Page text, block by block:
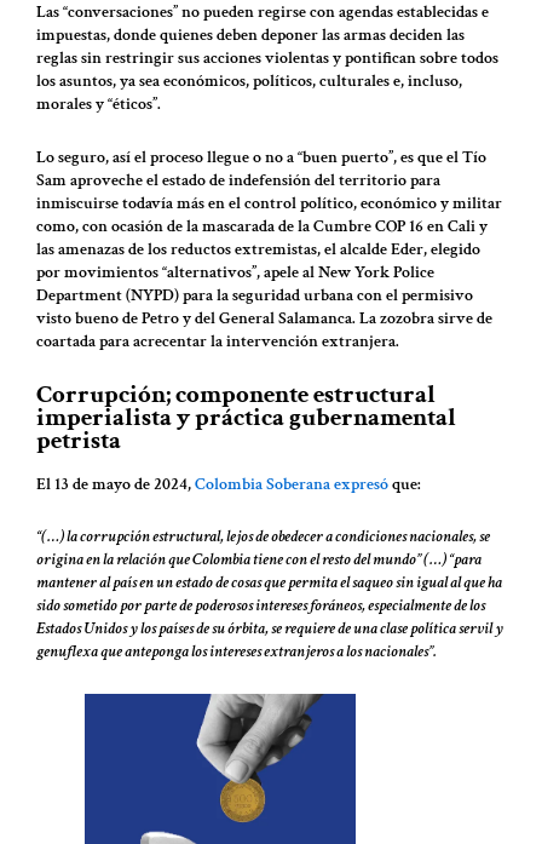
Las “conversaciones” no pueden regirse con agendas establecidas e
impuestas, donde quienes deben deponer las armas deciden las
reglas sin restringir sus acciones violentas y pontifican sobre todos
los asuntos, ya sea económicos, políticos, culturales e, incluso,
morales y “éticos”.
Lo seguro, así el proceso llegue o no a “buen puerto”, es que el Tío
Sam aproveche el estado de indefensión del territorio para
inmiscuirse todavía más en el control político, económico y militar
como, con ocasión de la mascarada de la Cumbre COP 16 en Cali y
las amenazas de los reductos extremistas, el alcalde Eder, elegido
por movimientos “alternativos”, apele al New York Police
Department (NYPD) para la seguridad urbana con el permisivo
visto bueno de Petro y del General Salamanca. La zozobra sirve de
coartada para acrecentar la intervención extranjera.
Corrupción; componente estructural
imperialista y práctica gubernamental
petrista
El 13 de mayo de 2024,Colombia Soberana expresóque:
“(…) la corrupción estructural, lejos de obedecer a condiciones nacionales, se
origina en la relación que Colombia tiene con el resto del mundo” (…) “para
mantener al país en un estado de cosas que permita el saqueo sin igual al que ha
sido sometido por parte de poderosos intereses foráneos, especialmente de los
Estados Unidos y los países de su órbita, se requiere de una clase política servil y
genuflexa que anteponga los intereses extranjeros a los nacionales”.